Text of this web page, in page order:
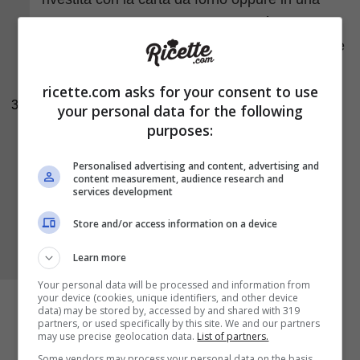
3
teglia antiaderente e formate i bignè. Infornate
in forno caldo, staticoa 220 °C per 10 minuti
e
poi abbassate la temperatura
cuocete altri 10 minuti. Fateli raffreddare.
ricette.com asks for your consent to use
your personal data for the following
purposes:
Personalised advertising and content, advertising and
content measurement, audience research and
services development
Store and/or access information on a device
Learn more
Your personal data will be processed and information from
your device (cookies, unique identifiers, and other device
data) may be stored by, accessed by and shared with 319
partners, or used specifically by this site. We and our partners
may use precise geolocation data. List of partners.